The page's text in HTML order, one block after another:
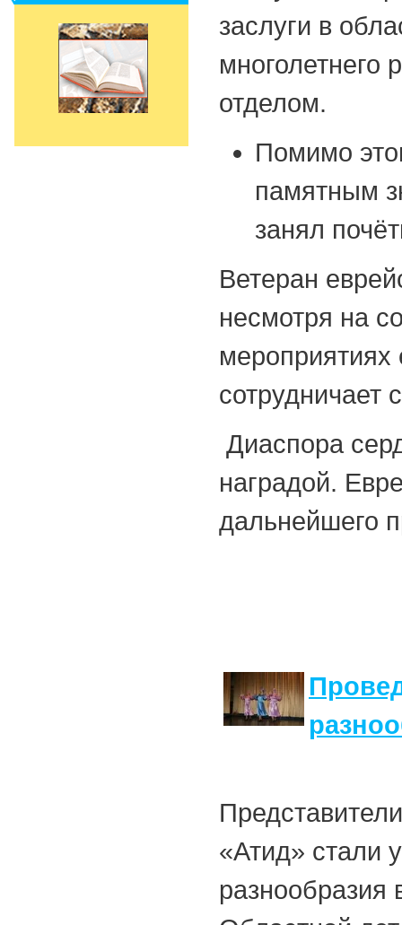
заслуги в
многолетнего
отделом.
Помимо
памятным
занял
Ветеран
несмотря на
мероприятиях
сотрудничает
Диаспора
наградой.
дальнейшего
«Атид» стали
разнообразия